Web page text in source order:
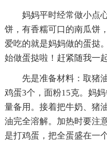
妈妈平时经常做小点
饼，有香糯可口的南瓜
爱吃的就是妈妈做的蛋挞
始做蛋挞啦！赶紧随我一
先是准备材料：取猪
鸡蛋3个，面粉15克。妈
量备用。接着把牛奶、猪
油完全溶解。加热时要注
是打鸡蛋，把全蛋盛在一